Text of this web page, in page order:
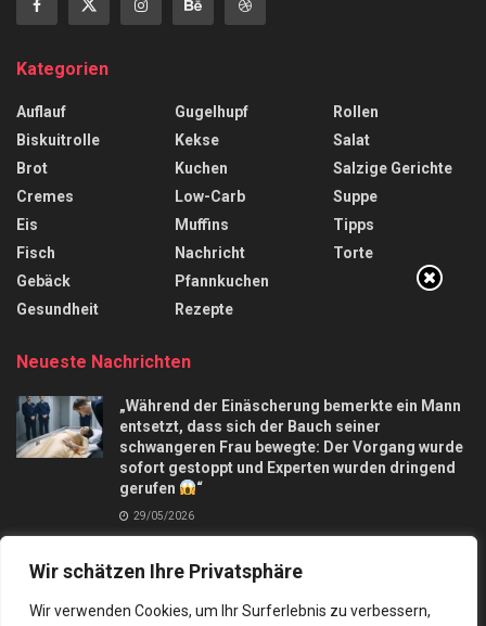
Wir schätzen Ihre Privatsphäre
Wir verwenden Cookies, um Ihr Surferlebnis zu verbessern,
Kategorien
Auflauf
Biskuitrolle
Brot
Cremes
Eis
Fisch
Gebäck
Gesundheit
Gugelhupf
Kekse
Kuchen
Low-Carb
Muffins
Nachricht
Pfannkuchen
Rezepte
Rollen
Salat
Salzige Gerichte
Suppe
Tipps
Torte
Neueste Nachrichten
„Während der Einäscherung bemerkte ein Mann
entsetzt, dass sich der Bauch seiner
schwangeren Frau bewegte: Der Vorgang wurde
sofort gestoppt und Experten wurden dringend
gerufen
“
29/05/2026
Apfelkuchen mit nur 3 Äpfel und in 10 Minuten,
macht mich verrückt
28/09/2025